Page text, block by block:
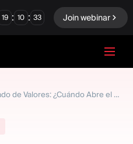
19 : 10 : 32 Join webinar
Horas del Mercado de Valores: ¿Cuándo Abre el Mercado?